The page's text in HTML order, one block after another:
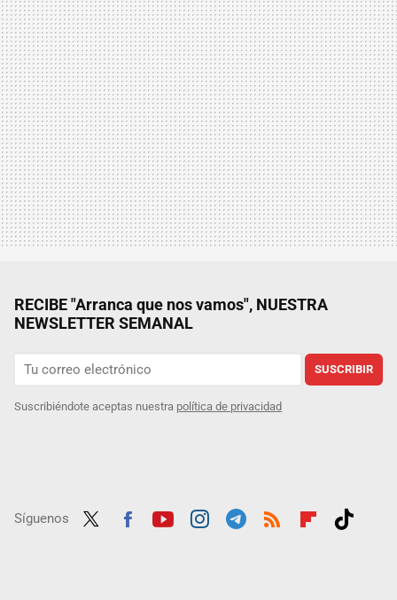
RECIBE "Arranca que nos vamos", NUESTRA
NEWSLETTER SEMANAL
SUSCRIBIR
Suscribiéndote aceptas nuestra política de privacidad
Síguenos